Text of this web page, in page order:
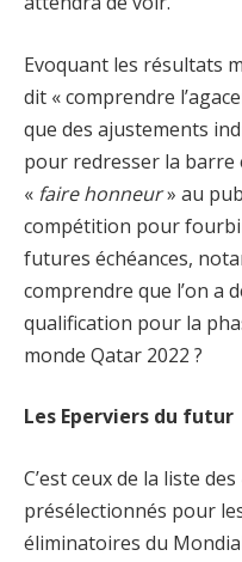
Evoquant les résultats
dit « comprendre
que des ajustements
pour redresser la barre
« faire honneur» au
compétition pour
futures échéances,
comprendre que l’on a
qualification pour la
monde Qatar 2022 ?
Les Eperviers du futur
C’est ceux de la liste
présélectionnés pour
éliminatoires du